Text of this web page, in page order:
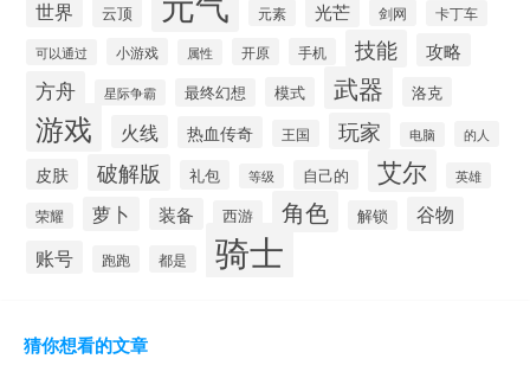
世界 云顶 元素 光芒 剑网 卡丁车
可以通过 小游戏 属性 开原 手机 技能 攻略
方舟 星际争霸 最终幻想 模式 武器 洛克
游戏 火线 热血传奇 王国 玩家 电脑 的人
皮肤 破解版 礼包 等级 自己的 艾尔 英雄
荣耀 萝卜 装备 西游 角色 解锁 谷物
账号 跑跑 都是 骑士
猜你想看的文章